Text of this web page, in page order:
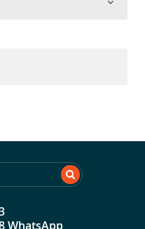
WhatsApp